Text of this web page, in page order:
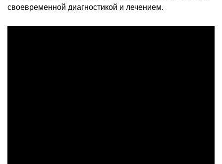
своевременной диагностикой и лечением.